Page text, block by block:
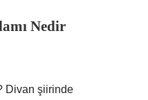
Nedir
Divan şiirinde